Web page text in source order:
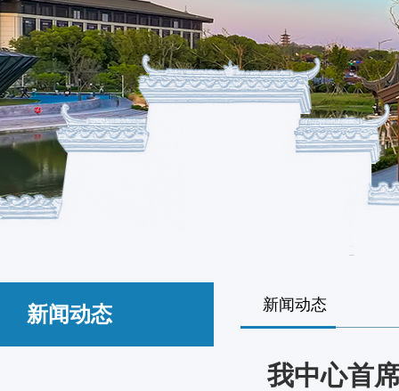
新闻动态 新闻动态
我中心首